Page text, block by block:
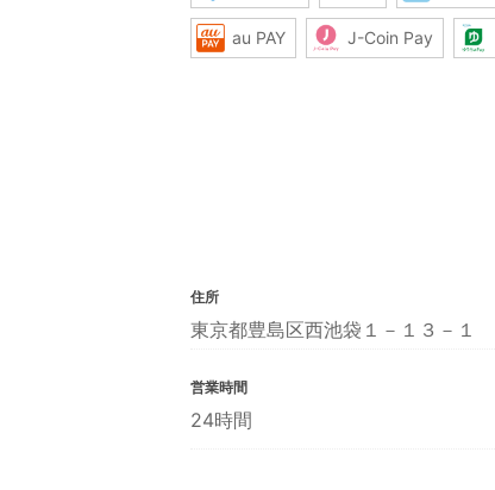
au PAY J-Coin Pay
住所
東京都豊島区西池袋１－１３－１
営業時間
24時間